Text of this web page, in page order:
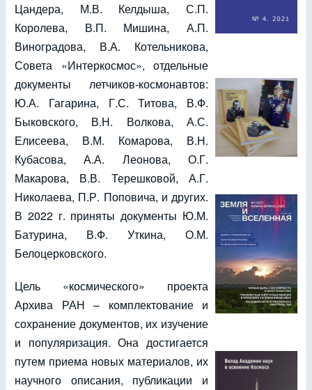
Цандера, М.В. Келдыша, С.П.
Королева, В.П. Мишина, А.П.
Виноградова, В.А. Котельникова,
Совета «Интеркосмос», отдельные
документы летчиков-космонавтов:
Ю.А. Гагарина, Г.С. Титова, В.Ф.
Быковского, В.Н. Волкова, А.С.
Елисеева, В.М. Комарова, В.Н.
Кубасова, А.А. Леонова, О.Г.
Макарова, В.В. Терешковой, А.Г.
Николаева, П.Р. Поповича, и других.
В 2022 г. приняты документы Ю.М.
Батурина, В.Ф. Уткина, О.М.
Белоцерковского.
Цель «космического» проекта
Архива РАН – комплектование и
сохранение документов, их изучение
и популяризация. Она достигается
путем приема новых материалов, их
научного описания, публикации и